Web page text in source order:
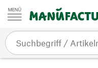
Zum Inhalt springen